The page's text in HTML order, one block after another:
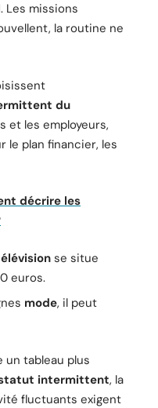
. Les missions
la routine ne
du
et les employeurs,
le plan financier, les
décrire les
se situe
euros.
mode, il peut
un tableau plus
intermittent, la
fluctuants exigent